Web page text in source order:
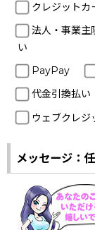
クレジットカ
法人・事業主
い
PayPay
代金引換払い
ウェブクレジ
メッセージ：